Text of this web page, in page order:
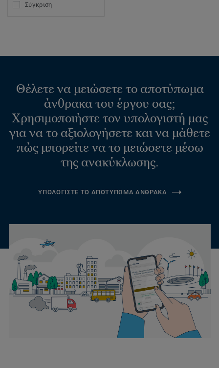
Σύγκριση
Θέλετε να μειώσετε το αποτύπωμα
άνθρακα του έργου σας;
Χρησιμοποιήστε τον υπολογιστή μας
για να το αξιολογήσετε και να μάθετε
πώς μπορείτε να το μειώσετε μέσω
της ανακύκλωσης.
ΥΠΟΛΟΓΙΣΤΕ ΤΟ ΑΠΟΤΥΠΩΜΑ ΑΝΘΡΑΚΑ